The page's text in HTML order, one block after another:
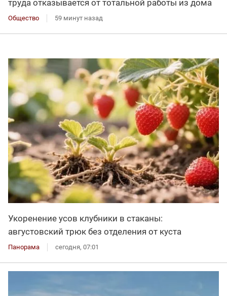
труда отказывается от тотальной работы из дома
Общество 59 минут назад
Укоренение усов клубники в стаканы:
августовский трюк без отделения от куста
Панорама сегодня, 07:01